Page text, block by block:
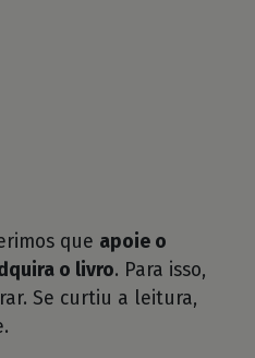
que apoie o
o livro. Para isso,
Se curtiu a leitura,